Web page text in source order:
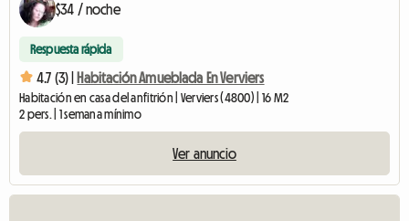
$34 / noche
Respuesta rápida
4.7 (3) | Habitación Amueblada En Verviers
Habitación en casa del anfitrión | Verviers (4800) | 16 M2
2 pers. | 1 semana mínimo
Ver anuncio